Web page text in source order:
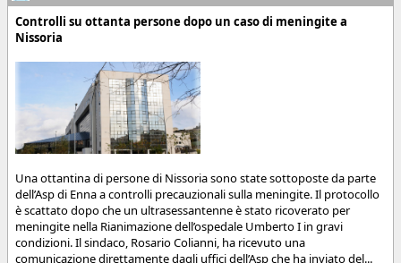
Controlli su ottanta persone dopo un caso di meningite a
Nissoria
Una ottantina di persone di Nissoria sono state sottoposte da parte
dell’Asp di Enna a controlli precauzionali sulla meningite. Il protocollo
è scattato dopo che un ultrasessantenne è stato ricoverato per
meningite nella Rianimazione dell’ospedale Umberto I in gravi
condizioni. Il sindaco, Rosario Colianni, ha ricevuto una
comunicazione direttamente dagli uffici dell’Asp che ha inviato del...